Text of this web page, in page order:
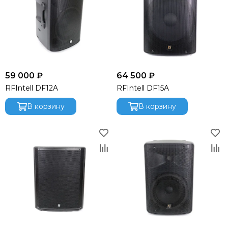
Light Sky
Light Union
Lift Craft
Look Solutions
MACKIE
Midas
Neumann
OnStage
Obsidian
Pioneer
59 000 ₽
RFIntell DF12A
В корзину
64 500 ₽
RFIntell DF15A
В корзину